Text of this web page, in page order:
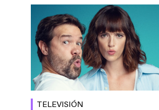
TELEVISIÓN